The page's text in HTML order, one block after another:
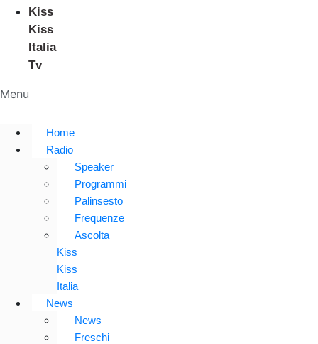
Kiss
Kiss
Italia
Tv
Menu
Home
Radio
Speaker
Programmi
Palinsesto
Frequenze
Ascolta
Kiss
Kiss
Italia
News
News
Freschi